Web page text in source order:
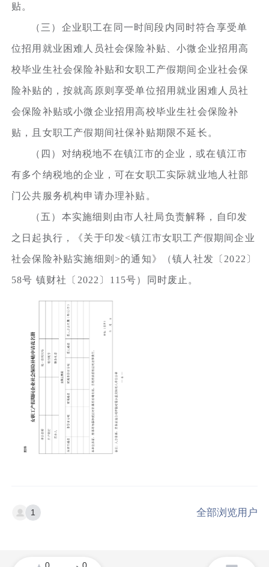
贴。
（三）企业职工在同一时间段内同时符合享受单
位招用就业困难人员社会保险补贴、小微企业招用高
校毕业生社会保险补贴和女职工产假期间企业社会保
险补贴的，按就高原则享受单位招用就业困难人员社
会保险补贴或小微企业招用高校毕业生社会保险补
贴，且女职工产假期间社保补贴期限不延长。
（四）对纳税地不在镇江市的企业，或在镇江市
有多个纳税地的企业，可在女职工实际就业地人社部
门公共服务机构申请办理补贴。
（五）本实施细则由市人社局负责解释，自印发
之日起执行，《关于印发<镇江市女职工产假期间企业
社会保险补贴实施细则>的通知》（镇人社发〔2022〕
58号 镇财社〔2022〕115号）同时废止。
1 全部浏览用户